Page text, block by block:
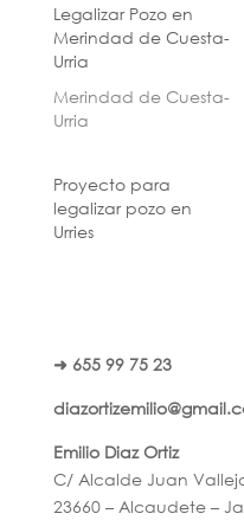
Legalizar Pozo en
Merindad de Cuesta-
Urria
Merindad de Cuesta-
Urria
Proyecto para
legalizar pozo en
Urries
➜ 655 99 75 23
Emilio Diaz Ortiz
C/ Alcalde Juan
23660 – Alcaudete –